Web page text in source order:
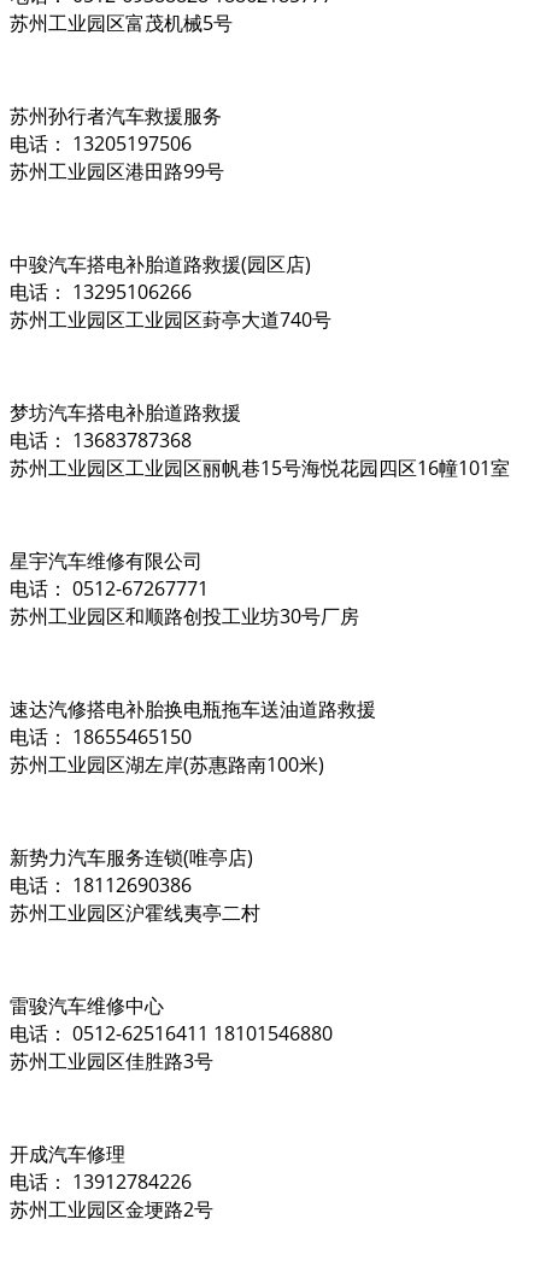
苏州工业园区富茂机械5号
苏州孙行者汽车救援服务
电话： 13205197506
苏州工业园区港田路99号
中骏汽车搭电补胎道路救援(园区店)
电话： 13295106266
苏州工业园区工业园区葑亭大道740号
梦坊汽车搭电补胎道路救援
电话： 13683787368
苏州工业园区工业园区丽帆巷15号海悦花园四区16幢101室
星宇汽车维修有限公司
电话： 0512-67267771
苏州工业园区和顺路创投工业坊30号厂房
速达汽修搭电补胎换电瓶拖车送油道路救援
电话： 18655465150
苏州工业园区湖左岸(苏惠路南100米)
新势力汽车服务连锁(唯亭店)
电话： 18112690386
苏州工业园区沪霍线夷亭二村
雷骏汽车维修中心
电话： 0512-62516411 18101546880
苏州工业园区佳胜路3号
开成汽车修理
电话： 13912784226
苏州工业园区金埂路2号